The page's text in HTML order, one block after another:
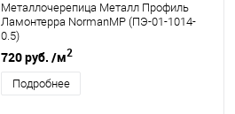
Металлочерепица Металл Профиль
Ламонтерра NormanMP (ПЭ-01-1014-
0.5)
720 руб. /м2
Подробнее